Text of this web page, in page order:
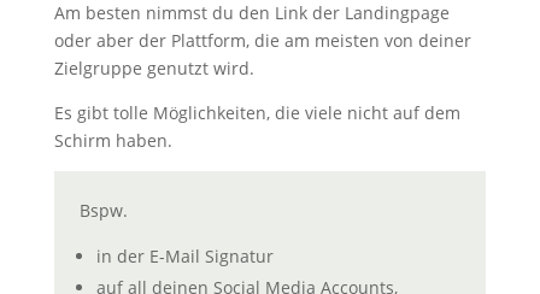
Am besten nimmst du den Link der Landingpage
oder aber der Plattform, die am meisten von deiner
Zielgruppe genutzt wird.
Es gibt tolle Möglichkeiten, die viele nicht auf dem
Schirm haben.
Bspw.
in der E-Mail Signatur
auf all deinen Social Media Accounts,